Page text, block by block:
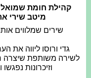
קהילת חומת
מיטב שירי
שירים שמלווים
גדי ורוסו ליווה את
לשירה משותפת שיצרה
וזיכרונות